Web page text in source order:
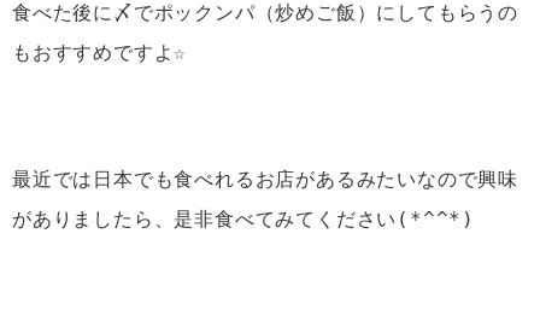
食べた後に〆でポックンパ（炒めご飯）にしてもらうの
もおすすめですよ☆
最近では日本でも食べれるお店があるみたいなので興味
がありましたら、是非食べてみてください(*^^*)